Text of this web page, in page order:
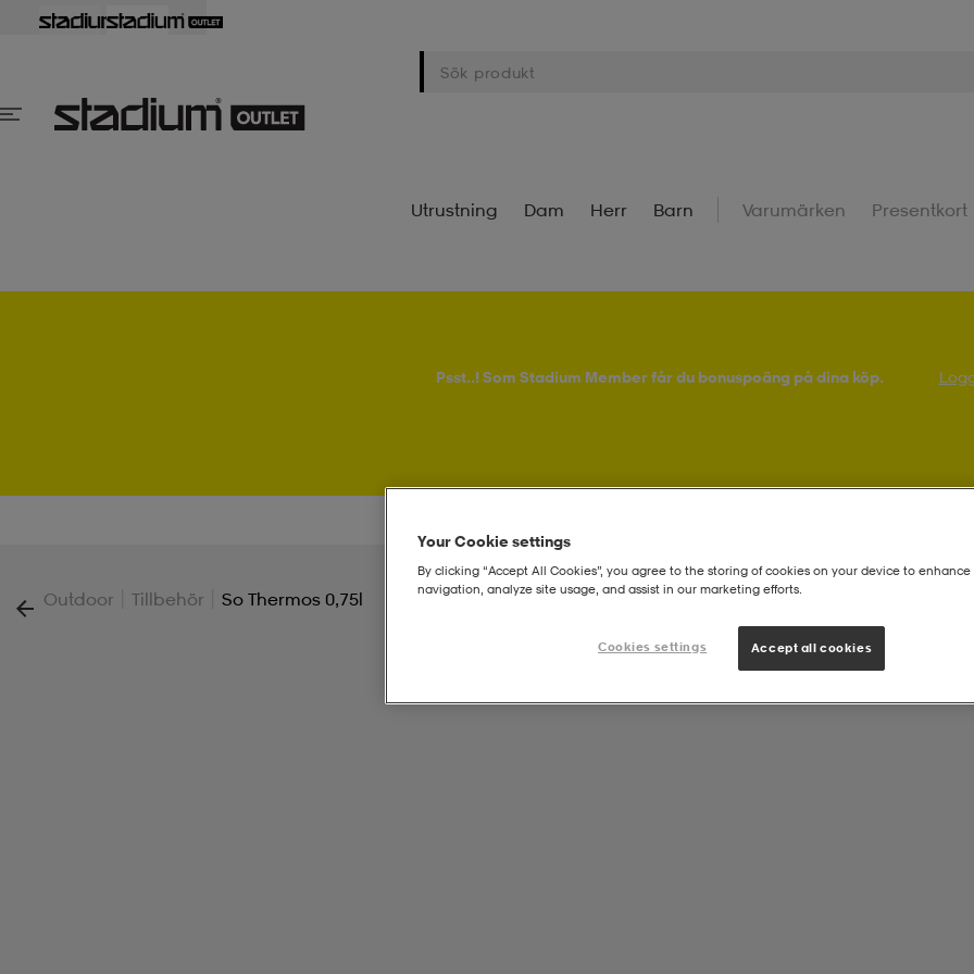
Utrustning Dam Herr Barn Varumärken Presentkort
Psst..! Som Stadium Member får du bonuspoäng på dina köp.
Outdoor Tillbehör So Thermos 0,75l
Your Cookie settings
By clicking “Accept All Cookies”, you agree to the storing of cookies on your device to enhance
navigation, analyze site usage, and assist in our marketing efforts.
Cookies settings Accept all cookies